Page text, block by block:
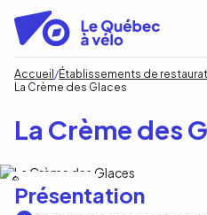
contenu
principal
Fil
Accueil
Établissements de
La Crème des Glaces
La Crème des
Présentation